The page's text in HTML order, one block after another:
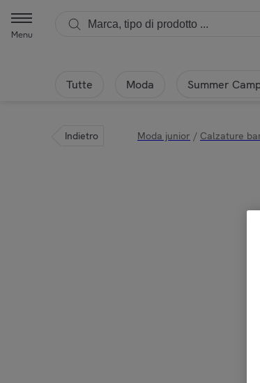
Menu
Tutte Moda Summer
Indietro Moda junior / Calzature